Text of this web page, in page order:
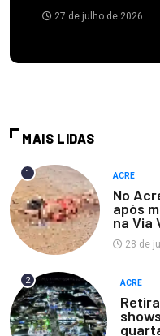
27 de julho de 2026
MAIS LIDAS
1 ACRE
No
após
na Via
28 de
2 ACRE